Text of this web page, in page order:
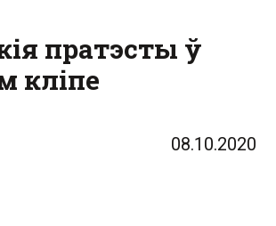
пратэсты ў
кліпе
08.10.2020